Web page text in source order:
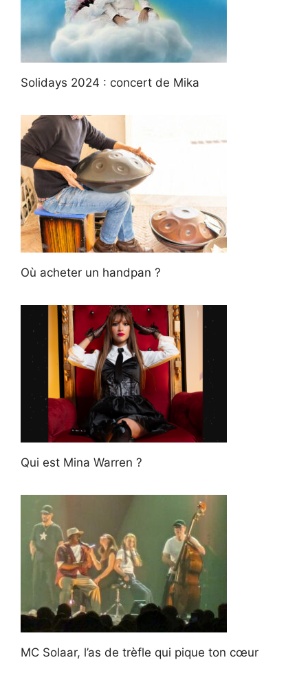
Solidays 2024 : concert de Mika
Où acheter un handpan ?
Qui est Mina Warren ?
MC Solaar, l’as de trèfle qui pique ton cœur